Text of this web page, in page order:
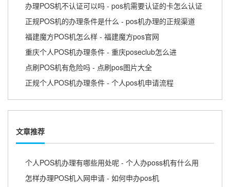
办理POS机不认证可以吗 - pos机需要认证的卡怎么认证
正规POS机的办理条件是什么 - pos机办理的正规渠道
福建魔方POS机怎么样 - 福建魔方pos官网
重庆个人POS机办理条件 - 重庆poseclub怎么进
点刷POS机有危险吗 - 点刷pos图片大全
正规个人POS机办理条件 - 个人pos机申请流程
文章推荐
个人POS机办理有哪些用处呢 - 个人办poss机有什么用
怎样办理POS机入网申请 - 如何申办pos机